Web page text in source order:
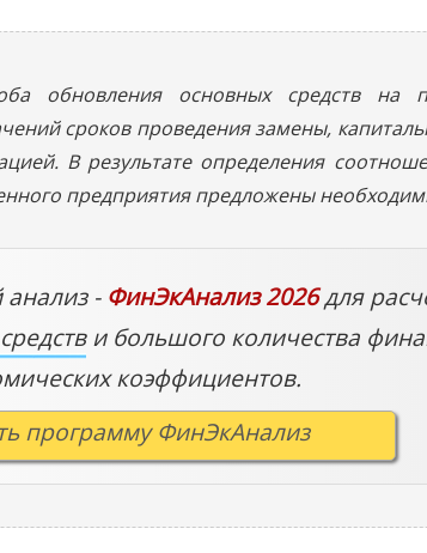
обновления основных средств на
сроков проведения замены,
В результате определения
предприятия предложены
- ФинЭкАнализ 2026для
и большого количества
коэффициентов.
программу ФинЭкАнализ